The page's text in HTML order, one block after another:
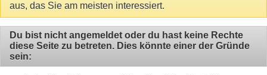
aus, das Sie am meisten interessiert.
Du bist nicht angemeldet oder du hast keine Rechte
diese Seite zu betreten. Dies könnte einer der Gründe
sein: